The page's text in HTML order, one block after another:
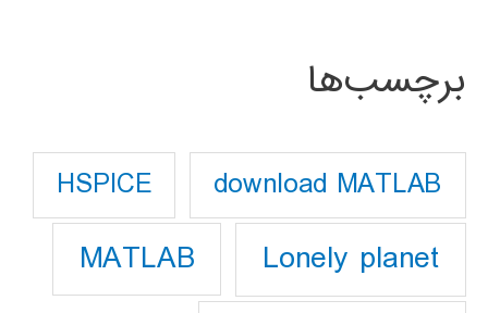
برچسب‌ها
download MATLAB
HSPICE
Lonely planet
MATLAB